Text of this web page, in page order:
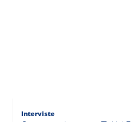
Interviste